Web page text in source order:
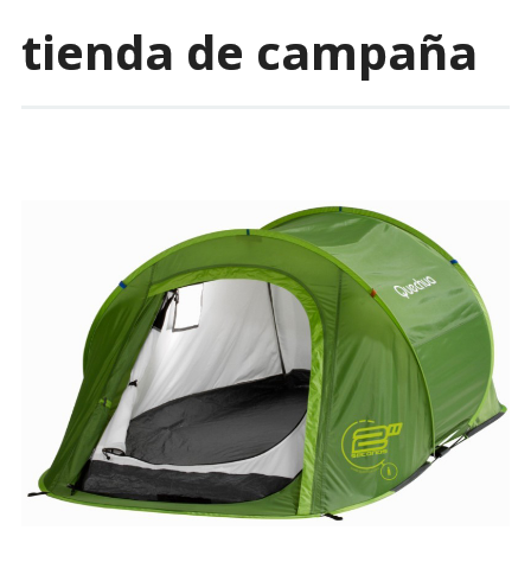
tienda de campaña